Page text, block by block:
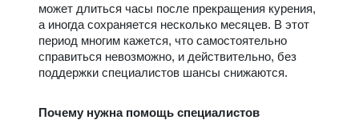
может длиться часы после прекращения курения,
а иногда сохраняется несколько месяцев. В этот
период многим кажется, что самостоятельно
справиться невозможно, и действительно, без
поддержки специалистов шансы снижаются.
Почему нужна помощь специалистов